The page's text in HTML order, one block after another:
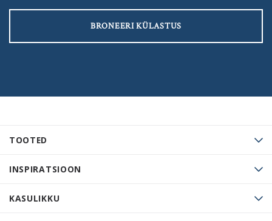
TOOTED
INSPIRATSIOON
KASULIKKU
BRONEERI KÜLASTUS